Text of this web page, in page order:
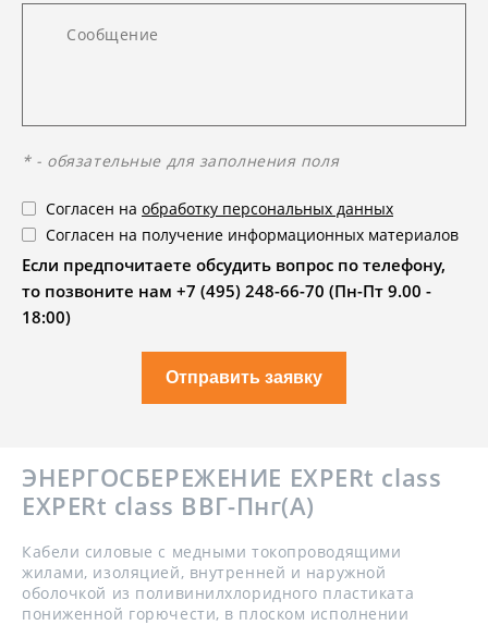
* - обязательные для заполнения поля
Согласен на обработку персональных данных
Согласен на получение информационных материалов
Если предпочитаете обсудить вопрос по телефону,
то позвоните нам +7 (495) 248-66-70 (Пн-Пт 9.00 -
18:00)
Отправить заявку
ЭНЕРГОСБЕРЕЖЕНИЕ EXPERt class
EXPERt class ВВГ-Пнг(А)
Кабели силовые с медными токопроводящими
жилами, изоляцией, внутренней и наружной
оболочкой из поливинилхлоридного пластиката
пониженной горючести, в плоском исполнении